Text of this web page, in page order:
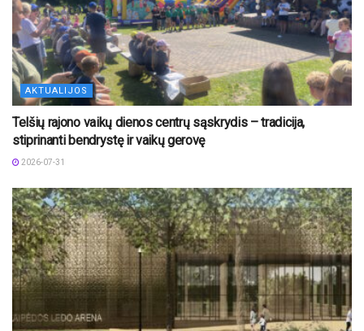
AKTUALIJOS
Telšių rajono vaikų dienos centrų sąskrydis – tradicija,
stiprinanti bendrystę ir vaikų gerovę
2026-07-31